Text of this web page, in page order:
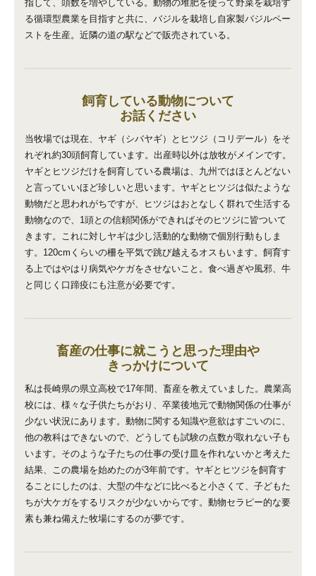
指して、頭数を増やしている。動物の堆肥を使って野菜を栽培す
る循環型農業を目指すと共に、バジルを栽培し自家製バジルペー
ストを生産。近隣の道の駅などで販売されている。
飼育している動物について
お話ください
当牧場では現在、ヤギ（シバヤギ）とヒツジ（コリデール）をそ
れぞれ約30頭飼育しています。出産時以外は放牧がメインです。
ヤギとヒツジだけを飼育している農場は、九州ではほとんどない
と言っていいほど珍しいと思います。ヤギとヒツジは似たような
動物だと思われがちですが、ヒツジはおとなしく群れで生活する
動物なので、1頭との信頼関係ができればそのヒツジに皆ついて
きます。これに対しヤギは少し活動的な動物で個別行動もしま
す。120cmくらいの柵を平気で跳び越えるオスもいます。飼育す
る上ではやはり病気やケガをさせないこと。食べ過ぎや風邪、牛
と同じく口蹄疫にも注意が必要です。
畜産の仕事に就こうと思った理由や
きっかけについて
私は長崎県の県立高校で17年間、畜産を教えていました。農業高
校には、様々な子供たちがおり、卒業後地元で動物関係の仕事が
少ない状況にあります。動物に関する知識や意欲はすごいのに、
他の教科はできないので、どうしても試験の点数が取れない子も
います。そのような子たちの仕事の受け皿を作れないかと考えた
結果、この農場を始めたのが3年前です。ヤギとヒツジを飼育す
ることにしたのは、大型の牛などに比べると小さくて、子どもた
ちが大ケガをするリスクが少ないからです。動物セラピー的な要
素も兼ね備えた牧場にするのが夢です。